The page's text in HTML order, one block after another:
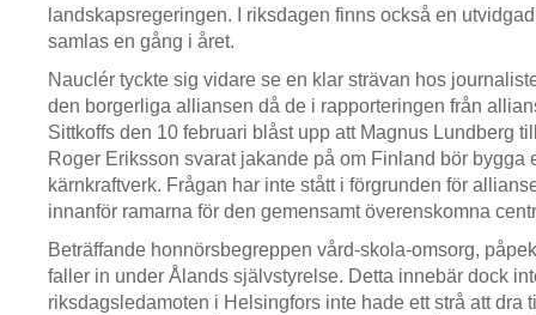
landskapsregeringen. I riksdagen finns också en
samlas en gång i året.
Nauclér tyckte sig vidare se en klar strävan hos
den borgerliga alliansen då de i rapporteringen från
Sittkoffs den 10 februari blåst upp att Magnus Lundberg
Roger Eriksson svarat jakande på om Finland bör bygga
kärnkraftverk. Frågan har inte stått i förgrunden för
innanför ramarna för den gemensamt överenskomna
Beträffande honnörsbegreppen vård-skola-omsorg,
faller in under Ålands självstyrelse. Detta innebär dock
riksdagsledamoten i Helsingfors inte hade ett strå att dra